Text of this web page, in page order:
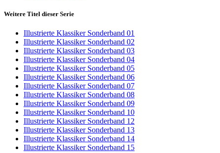
Weitere Titel dieser Serie
Illustrierte Klassiker Sonderband 01
Illustrierte Klassiker Sonderband 02
Illustrierte Klassiker Sonderband 03
Illustrierte Klassiker Sonderband 04
Illustrierte Klassiker Sonderband 05
Illustrierte Klassiker Sonderband 06
Illustrierte Klassiker Sonderband 07
Illustrierte Klassiker Sonderband 08
Illustrierte Klassiker Sonderband 09
Illustrierte Klassiker Sonderband 10
Illustrierte Klassiker Sonderband 12
Illustrierte Klassiker Sonderband 13
Illustrierte Klassiker Sonderband 14
Illustrierte Klassiker Sonderband 15